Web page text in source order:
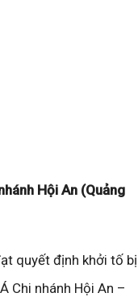
Hội An (Quảng
quyết định khởi tố bị
Chi nhánh Hội An –